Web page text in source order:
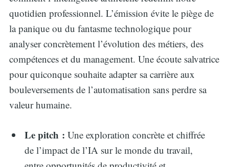
quotidien professionnel. L’émission évite le piège de
la panique ou du fantasme technologique pour
analyser concrètement l’évolution des métiers, des
compétences et du management. Une écoute salvatrice
pour quiconque souhaite adapter sa carrière aux
bouleversements de l’automatisation sans perdre sa
valeur humaine.
Le pitch : Une exploration concrète et chiffrée
de l’impact de l’IA sur le monde du travail,
for: